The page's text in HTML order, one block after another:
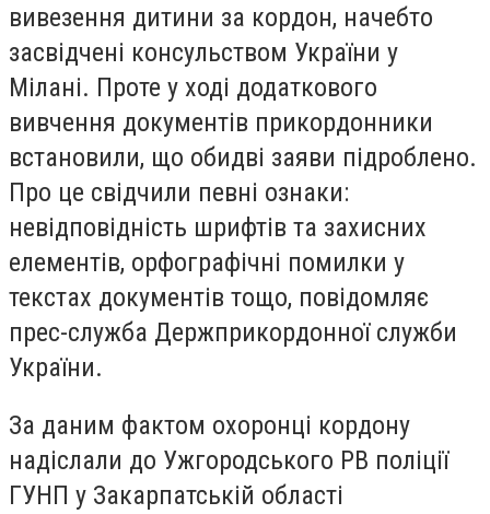
вивезення дитини за кордон, начебто
засвідчені консульством України у
Мілані. Проте у ході додаткового
вивчення документів прикордонники
встановили, що обидві заяви підроблено.
Про це свідчили певні ознаки:
невідповідність шрифтів та захисних
елементів, орфографічні помилки у
текстах документів тощо, повідомляє
прес-служба Держприкордонної служби
України.
За даним фактом охоронці кордону
надіслали до Ужгородського РВ поліції
ГУНП у Закарпатській області